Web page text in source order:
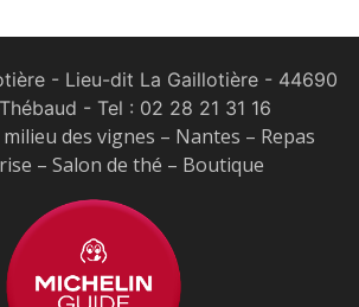
- Lieu-dit La Gaillotière - 44690
- Tel : 02 28 21 31 16
des vignes – Nantes – Repas
– Salon de thé – Boutique